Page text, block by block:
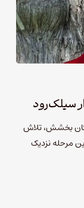
سیلک‌رود
بخشش، تلاش
مرحله نزدیک